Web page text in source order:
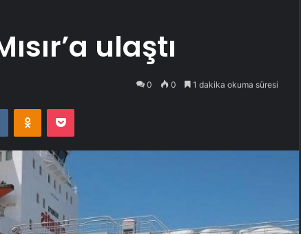
ulaştı
0 0 1 dakika okuma süresi
VKontakteOdnoklassniki
Pocket